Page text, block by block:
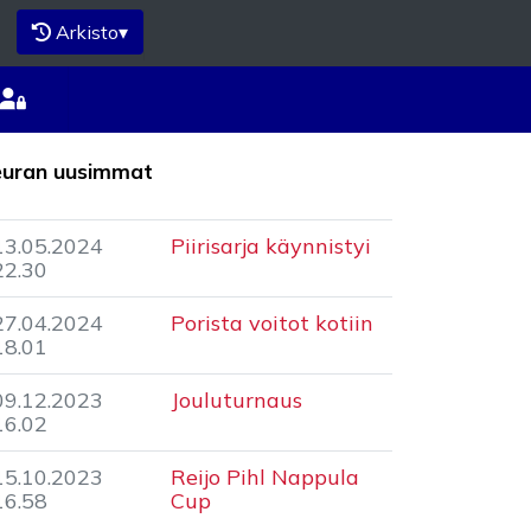
Arkisto▾
uusimmat
Piirisarja käynnistyi
Porista voitot kotiin
Jouluturnaus
Reijo Pihl Nappula
Cup